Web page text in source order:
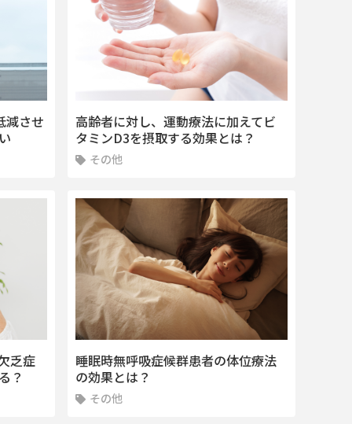
減させ
高齢者に対し、運動療法に加えてビ
タミンD3を摂取する効果とは？
その他
乏症
？
睡眠時無呼吸症候群患者の体位療法
の効果とは？
その他